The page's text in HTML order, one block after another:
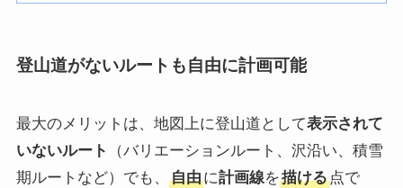
登山道がないルートも自由に計画可能
最大のメリットは、地図上に登山道として表示されて
いないルート
（バリエーションルート、沢沿い、積雪
期ルートなど）でも、
自由に計画線を描ける点で